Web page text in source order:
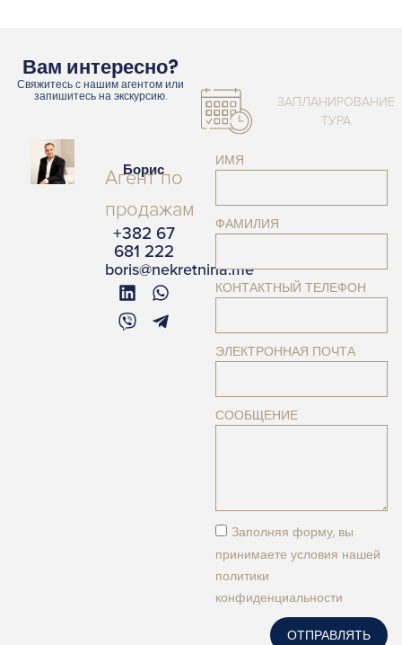
Вам интересно?
Свяжитесь с нашим агентом или
запишитесь на экскурсию.
Борис
Агент по
продажам
+382 67
681 222
boris@nekretnina.me
ЗАПЛАНИРОВАНИЕ
ТУРА
ИМЯ
ФАМИЛИЯ
КОНТАКТНЫЙ ТЕЛЕФОН
ЭЛЕКТРОННАЯ ПОЧТА
СООБЩЕНИЕ
Заполняя форму, вы
принимаете условия нашей
политики
конфиденциальности
ОТПРАВЛЯТЬ